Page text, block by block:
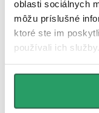
oblasti sociálnych
môžu príslušné
ktoré ste im
používali ich služby.
Sprchové kúty a
odolnými
hrúbkou 1,5 cm,
a stabilitu celej
drobných